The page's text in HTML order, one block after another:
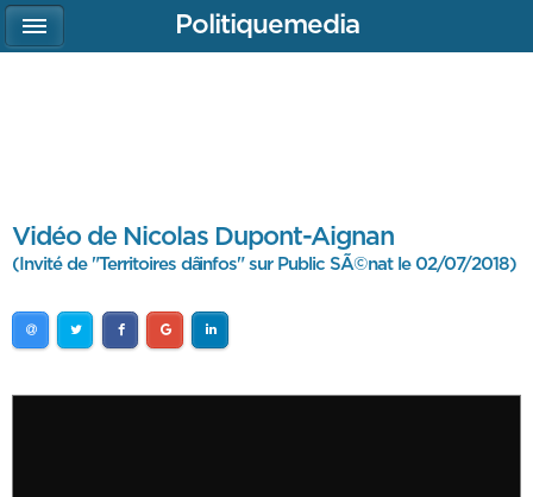
Vidéo de Nicolas Dupont-Aignan
(Invité de "Territoires dâinfos" sur Public SÃ©nat le 02/07/2018)
Politiquemedia